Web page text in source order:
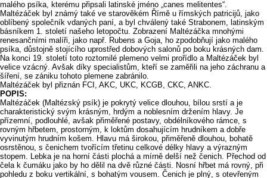
malého psíka, kterému připsali latinské jméno „canes melitentes“.
Maltézáček byl známý také ve starověkém Římě u římských patricijů, jako
oblíbený společník vdaných paní, a byl chválený také Strabonem, latinským
básníkem 1. století našeho letopočtu. Zobrazení Maltézáčka mnohými
renesančními malíři, jako např. Rubens a Goja, ho zpodobňují jako malého
psíka, důstojně stojícího uprostřed dobových salonů po boku krásných dam.
Na konci 19. století toto roztomilé plemeno velmi prořídlo a Maltézáček byl
velice vzácný. Avšak díky specialistům, kteří se zaměřili na jeho záchranu a
šíření, se zániku tohoto plemene zabránilo.
Maltézáček byl přiznán FCI, AKC, UKC, KCGB, CKC, ANKC.
POPIS:
Maltézáček (Maltézský psík) je pokrytý velice dlouhou, bílou srstí a je
charakteristický svým krásným, hrdým a noblesním držením hlavy. Je
přízemní, podlouhlé, avšak přiměřené postavy, obdélníkového rámce, s
rovným hřbetem, prostorným, k loktům dosahujícím hrudníkem a dobře
vyvinutým hrudním košem. Hlavu má širokou, přiměřeně dlouhou, bohatě
osrstěnou, s čenichem tvořícím třetinu celkové délky hlavy a výrazným
stopem. Lebka je na horní části plochá a mírně delší než čenich. Přechod od
čela k čumáku jako by ho dělil na dvě různé části. Nosní hřbet má rovný, při
pohledu z boku vertikální, s bohatým vousem. Čenich je plný, s otevřeným